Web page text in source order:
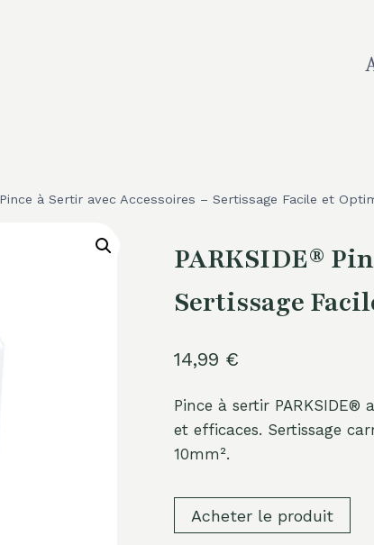
à Sertir avec Accessoires – Sertissage Facile et
PARKSIDE®
Sertissage
14,99 €
Pince à sertir PARKSIDE®
et efficaces. Sertissage
10mm².
Acheter le produit